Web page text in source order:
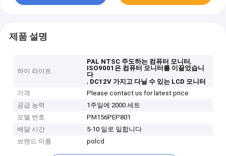
제품 설명
하이 라이트
PAL NTSC 주도하는 컴퓨터 모니터,
ISO9001은 컴퓨터 모니터를 이끌었습니
다
, DC12V 가지고 다닐 수 있는 LCD 모니터
가격
Please contact us for latest price
공급 능력
1주일에 2000 세트
모델 번호
PM156PEP801
배달 시간
5-10 일로 일합니다
브랜드 이름
polcd